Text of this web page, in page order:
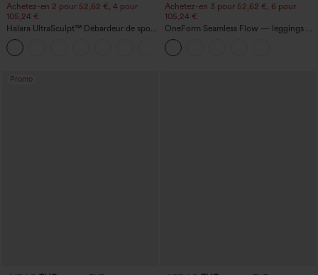
Achetez-en 2 pour 52,62 €, 4 pour
105,24 €
Halara UltraSculpt™ Débardeur de sport
à col rond et ourlet arrondi
Achetez-en 3 pour 52,62 €, 6 pour
105,24 €
OneForm Seamless Flow — leggings de
yoga sans coutures, taille mi-haute, effet
gainant pour le ventre et liftant pour les
fesses
Promo